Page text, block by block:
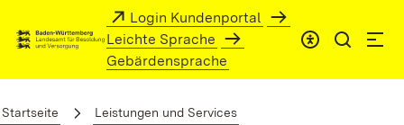
Zum Hauptinhalt springenLogin Kundenportal
Leichte Sprache
Gebärdensprache
Startseite
Leistungen und Services